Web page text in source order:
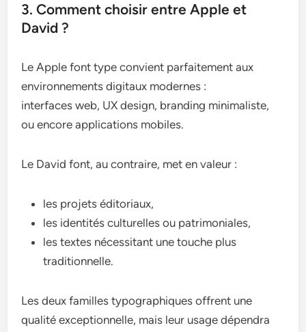
3. Comment choisir entre Apple et
David ?
Le Apple font type convient parfaitement aux
environnements digitaux modernes :
interfaces web, UX design, branding minimaliste,
ou encore applications mobiles.
Le David font, au contraire, met en valeur :
les projets éditoriaux,
les identités culturelles ou patrimoniales,
les textes nécessitant une touche plus
traditionnelle.
Les deux familles typographiques offrent une
qualité exceptionnelle, mais leur usage dépendra